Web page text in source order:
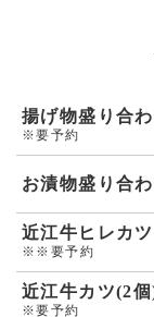
揚げ物盛り合
※要予約
お漬物盛り合
近江牛ヒレカツ
※※要予約
近江牛カツ(2個
※要予約